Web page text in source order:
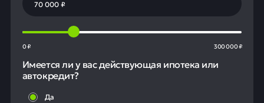
0 ₽ 300 000 ₽
Имеется ли у вас действующая ипотека или
автокредит?
Да